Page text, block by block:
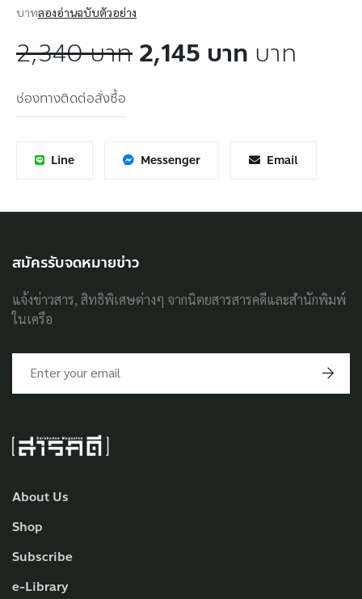
บาทลองอ่านฉบับตัวอย่าง
2,340 บาท2,145 บาท บาท
ช่องทางติดต่อสั่งซื้อ
Line Messenger Email
About Us
Shop
Subscribe
e-Library
สมัครรับจดหมายข่าว
แจ้งข่าวสาร, สิทธิพิเศษต่างๆ จากนิตยสารสารคดีและสำนักพิมพ์
ในเครือ